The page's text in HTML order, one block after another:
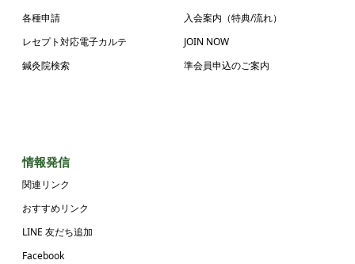
各種申請
レセプト対応電子カルテ
鍼灸院検索
入会案内（特典/流れ）
JOIN NOW
準会員申込のご案内
情報発信
関連リンク
おすすめリンク
LINE 友だち追加
Facebook